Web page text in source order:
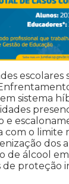
sistema
e
com o limite
dos
de álcool
proteção